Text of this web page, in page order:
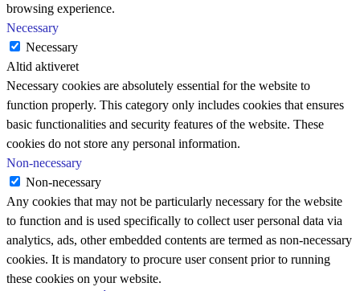
browsing experience.
Necessary
Necessary
Altid aktiveret
Necessary cookies are absolutely essential for the website to
function properly. This category only includes cookies that ensures
basic functionalities and security features of the website. These
cookies do not store any personal information.
Non-necessary
Non-necessary
Any cookies that may not be particularly necessary for the website
to function and is used specifically to collect user personal data via
analytics, ads, other embedded contents are termed as non-necessary
cookies. It is mandatory to procure user consent prior to running
these cookies on your website.